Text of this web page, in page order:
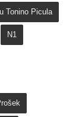
Tonino Picula
N1